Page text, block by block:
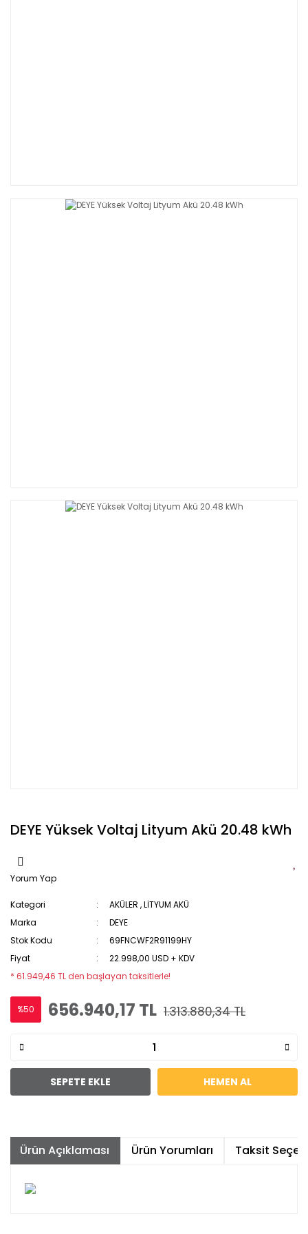
DEYE Yüksek Voltaj Lityum Akü 20.48 kWh
Yorum Yap
Kategori AKÜLER ,LİTYUM AKÜ
Marka
DEYE
Stok Kodu
69FNCWF2R91199HY
Fiyat
22.998,00 USD + KDV
* 61.949,46 TL den başlayan taksitlerle!
%50 656.940,17 TL 1.313.880,34 TL
SEPETE EKLE HEMEN AL
Ürün Açıklaması Ürün Yorumları Taksit